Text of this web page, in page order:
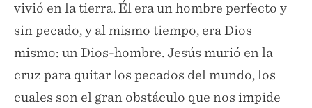
vivió en la tierra. Él era un hombre perfecto y
sin pecado, y al mismo tiempo, era Dios
mismo: un Dios-hombre. Jesús murió en la
cruz para quitar los pecados del mundo, los
cuales son el gran obstáculo que nos impide